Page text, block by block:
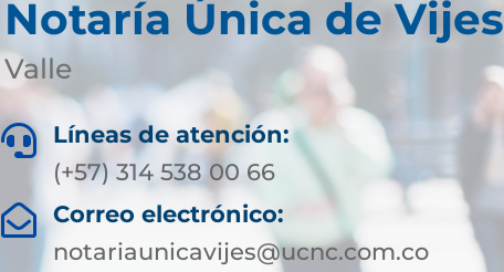
Notaría Única de Vijes
Valle

Líneas de atención:
(+57) 314 538 00 66
 Correo electrónico:
notariaunicavijes@ucnc.com.co